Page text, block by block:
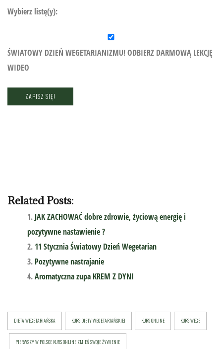
Wybierz listę(y):
ŚWIATOWY DZIEŃ WEGETARIANIZMU! ODBIERZ DARMOWĄ LEKCJĘ
WIDEO
Related Posts:
JAK ZACHOWAĆ dobre zdrowie, życiową energię i
pozytywne nastawienie ?
11 Stycznia Światowy Dzień Wegetarian
Pozytywne nastrajanie
Aromatyczna zupa KREM Z DYNI
DIETA WEGETARIAŃSKA KURS DIETY WEGETARIAŃSKIEJ KURS ONLINE KURS WEGE
PIERWSZY W POLSCE KURS ONLINE ZMIEŃ SWOJE ŻYWIENIE